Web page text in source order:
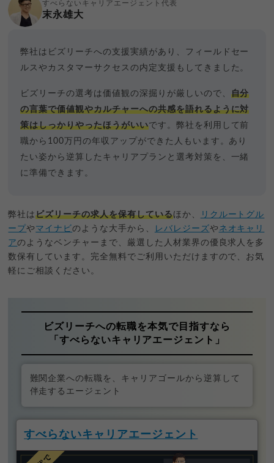
すべらないキャリアエージェント代表
末永雄大
弊社はビズリーチへの支援実績があり、フィールドセー
ルスやカスタマーサクセスの内定支援もしてきました。
ビズリーチの選考は価値観の深掘りが厳しいので、 自分
の言葉で価値観やカルチャーへの共感を語れるように対
策はしっかりやったほうがいいです。弊社を利用して前
職から100万円の年収アップができた人もいます。あり
たい姿から逆算したキャリアプランと選考対策を、一緒
に準備できます。
弊社はビズリーチの求人を保有しているほか、
リクルートグル
ープや マイナビのような大手から、 レバレジーズや ネオキャリ
アのようなベンチャーまで、厳選した人材業界の優良求人を多
数保有しています。完全無料でご利用いただけますので、お気
軽にご相談ください。
ビズリーチへの転職を本気で目指すなら
「すべらないキャリアエージェント」
難関企業への転職を、キャリアゴールから逆算して
伴走するエージェント
すべらないキャリアエージェント